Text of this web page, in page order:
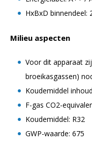
HxBxD binnendeel:
Milieu aspecten
Voor dit apparaat
broeikasgassen)
Koudemiddel
F-gas CO2-
Koudemiddel: R32
GWP-waarde: 675